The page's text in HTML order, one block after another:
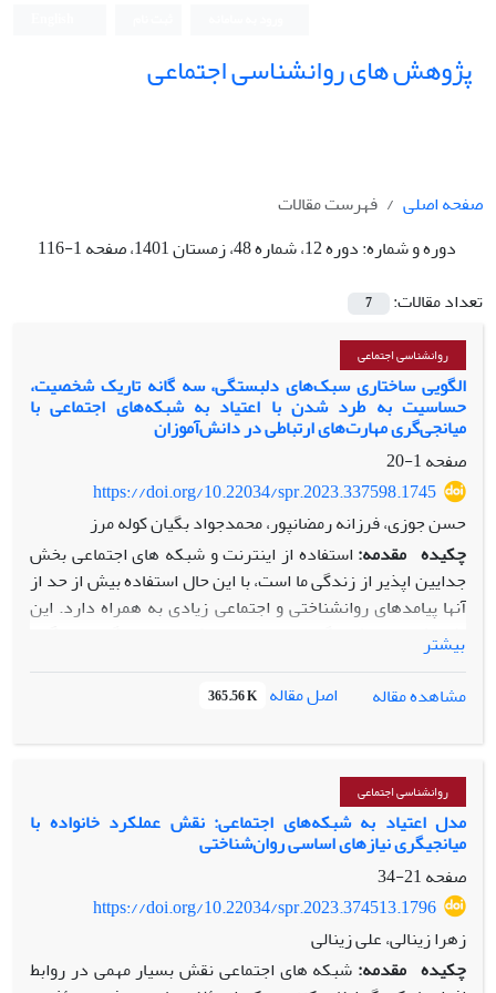
پژوهش های روانشناسی اجتماعی
صفحه اصلی
فهرست مقالات
دوره و شماره:دوره 12، شماره 48، زمستان 1401، صفحه 1-116
تعداد مقالات:
7
روانشناسی اجتماعی
الگویی ساختاری سبک‌های دلبستگی، سه گانه تاریک شخصیت،
حساسیت به طرد شدن با اعتیاد به شبکه‌های اجتماعی با
میانجی‌گری مهارت‌های ارتباطی در دانش‌آموزان
صفحه1-20
https://doi.org/10.22034/spr.2023.337598.1745
حسن جوزی، فرزانه رمضانپور، محمدجواد بگیان کوله مرز
چکیده مقدمه: استفاده از اینترنت و شبکه ­های اجتماعی بخش
جدایی­ن اپذیر از زندگی ما است، با این حال استفاده بیش از حد از
آن­ها پیامدهای روانشناختی و اجتماعی زیادی به­ همراه دارد. این
پژوهش با هدف الگویی ساختاری سبک­های دلبستگی، سه گانه
تاریک شخصیت، حساسیت به طرد شدن با اعتیاد به شبکه­ های
اجتماعی با میانجی­گری مهارت­های ارتباطی در دانش ­آموزان انجام
روش پژوهش توصیفی- همبستگی از نوع مدل­یابی
معادلات ساختاری است. جامعه آماری این پژوهش را کلیه دانش­
آموزان مقطع متوسطه دوم شهرستان نورآباد (دلفان) بود که به
روش نمونه­ گیری خوشه­ ای انتخاب شدند و به پرسشنامه­ های
جونز و پائلوس (2014)، پرسشنامه حساسیت به طرد دونی و
فلدمن (1996)، پرسشنامه اعتیاد به شبکه­ های اجتماعی توتگون-
صورت آنلاین پاسخ دادند.یافته­ ها:نتایج حاصل از مدل­یابی معادله
بیشتر
مشاهده مقاله
اصل مقاله 365.56 K
روانشناسی اجتماعی
مدل اعتیاد به شبکه‌های اجتماعی: نقش عملکرد خانواده با
میانجیگری نیازهای اساسی روان‌شناختی ‏
صفحه21-34
https://doi.org/10.22034/spr.2023.374513.1796
زهرا زینالی، علی زینالی
چکیده مقدمه: شبکه ­های اجتماعی نقش بسیار مهمی در روابط